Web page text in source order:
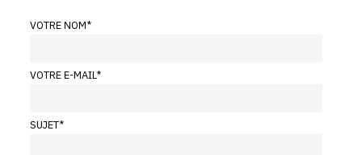
VOTRE NOM*
VOTRE E-MAIL*
SUJET*